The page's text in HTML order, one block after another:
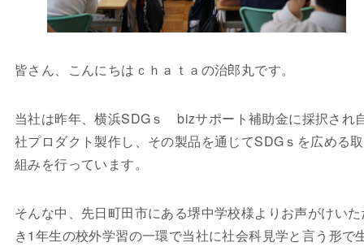
皆さん、こんにちはｃｈａｔａの治郎丸です。
当社は昨年、横浜SDGｓ bizサポート補助金に採択され
社プロダクト製作し、その製品を通じてSDGｓを広める
組みを行っています。
そんな中、先日町田市にある堺中学校様よりお声がけい
き1年生の校外学習の一環で当社に社会科見学と言う形で